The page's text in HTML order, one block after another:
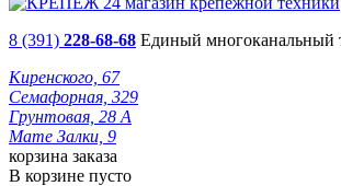
8 (391) 228-68-68 Единый многоканальный
Киренского, 67
Семафорная, 329
Грунтовая, 28 А
Мате Залки, 9
корзина заказа
В корзине пусто